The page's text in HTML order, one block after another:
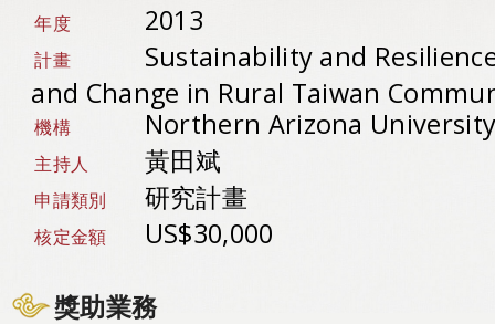
年度 2013
計畫
Sustainability and
and Change in Rural Taiwan
機構 Northern Arizona
主持人 黃田斌
申請類別 研究計畫
核定金額 US$30,000
獎助業務